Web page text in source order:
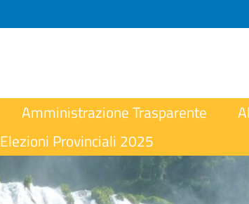
Amministrazione Trasparente
Elezioni Provinciali 2025